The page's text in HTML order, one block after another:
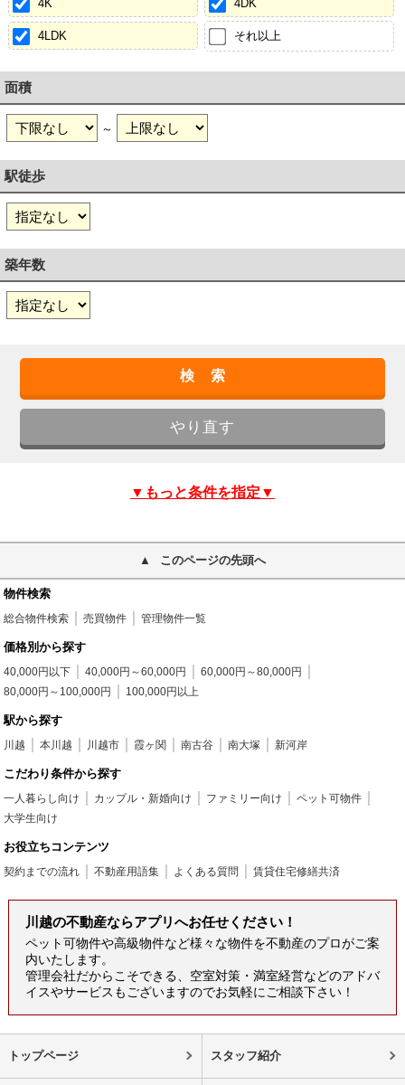
4K 4DK
4LDK それ以上
面積
～
駅徒歩
築年数
▼もっと条件を指定▼
このページの先頭へ
物件検索
総合物件検索 売買物件 管理物件一覧
価格別から探す
40,000円以下 40,000円～60,000円
60,000円～80,000円
80,000円～100,000円
100,000円以上
駅から探す
川越 本川越 川越市 霞ヶ関 南古谷 南大塚 新河岸
こだわり条件から探す
一人暮らし向け カップル・新婚向け ファミリー向け
ペット可物件
大学生向け
お役立ちコンテンツ
契約までの流れ 不動産用語集 よくある質問 賃貸住宅修繕共済
川越の不動産ならアプリへお任せください！
ペット可物件や高級物件など様々な物件を不動産のプロがご案
内いたします。
管理会社だからこそできる、空室対策・満室経営などのアドバ
イスやサービスもございますのでお気軽にご相談下さい！
トップページ スタッフ紹介